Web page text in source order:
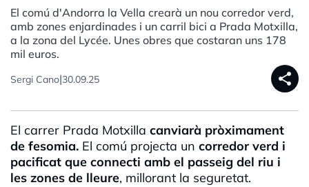
El comú d'Andorra la Vella crearà un nou corredor verd,
amb zones enjardinades i un carril bici a Prada Motxilla,
a la zona del Lycée. Unes obres que costaran uns 178
mil euros.
Sergi Cano|30.09.25 share
El carrer Prada Motxilla canviarà pròximament
de fesomia. El comú projecta un corredor verd i
pacificat que connecti amb el passeig del riu i
les zones de lleure, millorant la seguretat.